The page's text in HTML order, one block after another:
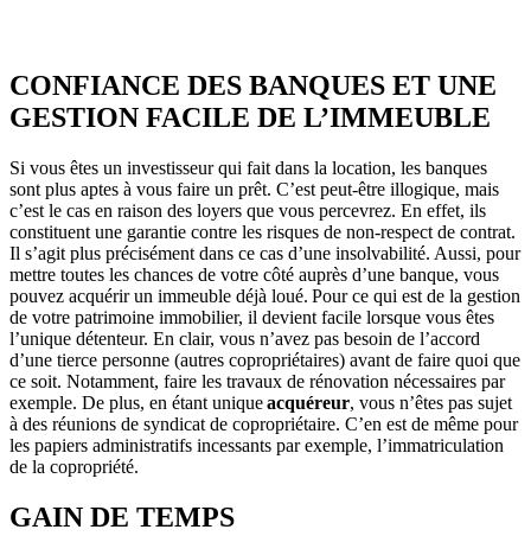
CONFIANCE DES BANQUES ET UNE
GESTION FACILE DE L’IMMEUBLE
Si vous êtes un investisseur qui fait dans la location, les banques
sont plus aptes à vous faire un prêt. C’est peut-être illogique, mais
c’est le cas en raison des loyers que vous percevrez. En effet, ils
constituent une garantie contre les risques de non-respect de contrat.
Il s’agit plus précisément dans ce cas d’une insolvabilité. Aussi, pour
mettre toutes les chances de votre côté auprès d’une banque, vous
pouvez acquérir un immeuble déjà loué. Pour ce qui est de la gestion
de votre patrimoine immobilier, il devient facile lorsque vous êtes
l’unique détenteur. En clair, vous n’avez pas besoin de l’accord
d’une tierce personne (autres copropriétaires) avant de faire quoi que
ce soit. Notamment, faire les travaux de rénovation nécessaires par
exemple. De plus, en étant uniqueacquéreur, vous n’êtes pas sujet
à des réunions de syndicat de copropriétaire. C’en est de même pour
les papiers administratifs incessants par exemple, l’immatriculation
de la copropriété.
GAIN DE TEMPS